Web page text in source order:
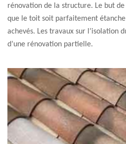
rénovation de la structure. Le but
que le toit soit parfaitement
achevés. Les travaux sur l’isolation
d’une rénovation partielle.